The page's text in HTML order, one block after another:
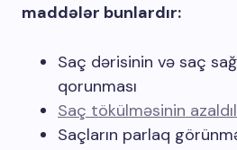
maddələr bunlardır:
Saç dərisinin və saç
qorunması
Saç tökülməsinin
Saçların parlaq